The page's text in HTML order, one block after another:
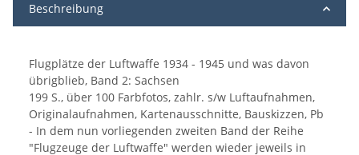
Beschreibung
Flugplätze der Luftwaffe 1934 - 1945 und was davon
übrigblieb, Band 2: Sachsen
199 S., über 100 Farbfotos, zahlr. s/w Luftaufnahmen,
Originalaufnahmen, Kartenausschnitte, Bauskizzen, Pb
- In dem nun vorliegenden zweiten Band der Reihe
"Flugzeuge der Luftwaffe" werden wieder jeweils in